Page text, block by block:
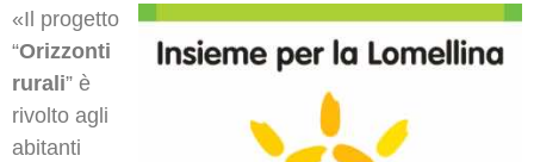
«Il progetto
“Orizzonti
rurali” è
rivolto agli
abitanti